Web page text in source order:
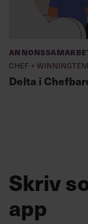
Chef +
Delta i
Skriv
app